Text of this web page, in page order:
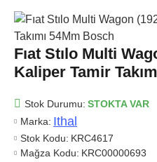
Fıat Stılo Multi
Kaliper Tamir
Stok Durumu: STOKTA VAR
Marka: Ithal
Stok Kodu: KRC4617
Mağza Kodu: KRC00000693